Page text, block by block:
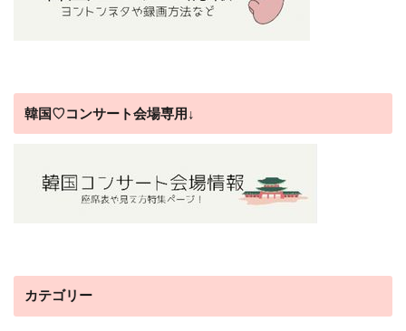
韓国♡コンサート会場専用↓
カテゴリー